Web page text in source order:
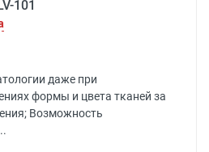
101
даже при
формы и цвета тканей за
Возможность